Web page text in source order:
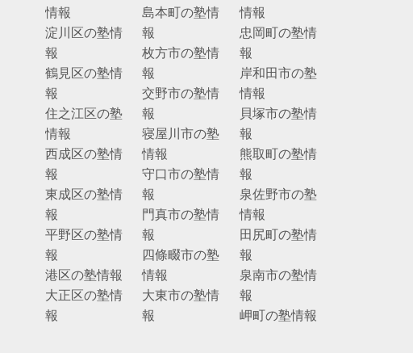
情報
淀川区の塾情
報
鶴見区の塾情
報
住之江区の塾
情報
西成区の塾情
報
東成区の塾情
報
平野区の塾情
報
港区の塾情報
大正区の塾情
報
島本町の塾情
報
枚方市の塾情
報
交野市の塾情
報
寝屋川市の塾
情報
守口市の塾情
報
門真市の塾情
報
四條畷市の塾
情報
大東市の塾情
報
情報
忠岡町の塾情
報
岸和田市の塾
情報
貝塚市の塾情
報
熊取町の塾情
報
泉佐野市の塾
情報
田尻町の塾情
報
泉南市の塾情
報
岬町の塾情報